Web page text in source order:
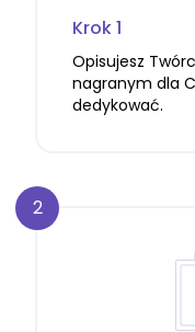
Krok 1
Opisujesz
nagranym dla
dedykować.
2